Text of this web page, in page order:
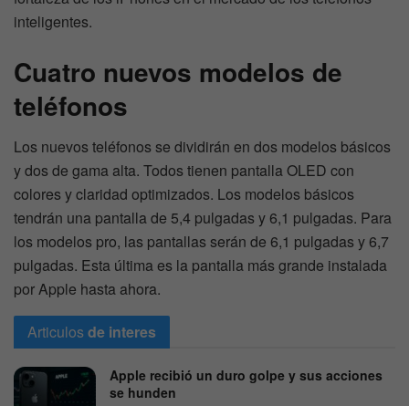
inteligentes.
Cuatro nuevos modelos de
teléfonos
Los nuevos teléfonos se dividirán en dos modelos básicos
y dos de gama alta. Todos tienen pantalla OLED con
colores y claridad optimizados. Los modelos básicos
tendrán una pantalla de 5,4 pulgadas y 6,1 pulgadas. Para
los modelos pro, las pantallas serán de 6,1 pulgadas y 6,7
pulgadas. Esta última es la pantalla más grande instalada
por Apple hasta ahora.
Articulosde interes
Apple recibió un duro golpe y sus acciones
se hunden